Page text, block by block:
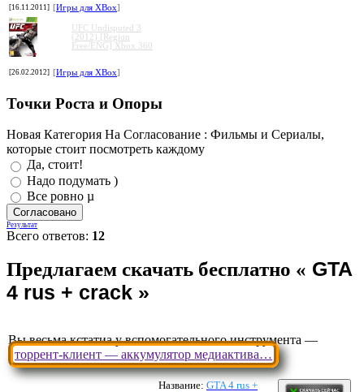
[16.11.2011] [Игры для XBox]
UFC Undisputed 3
(2012) [Region
Free/ENG] Xbox 360
[26.02.2012] [Игры для XBox]
Точки Роста и Опоры
Новая Категория На Согласование : Фильмы и Сериалы,
которые стоит посмотреть каждому
Да, стоит!
Надо подумать )
Все ровно µ
Результат
Всего ответов: 12
Вы весьма кстатиа у вспомогательного инструмента —
торрент-клиент — аккумулятор медиактива…
Название: GTA 4 rus +